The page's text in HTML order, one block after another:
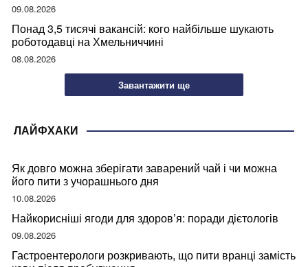
09.08.2026
Понад 3,5 тисячі вакансій: кого найбільше шукають
роботодавці на Хмельниччині
08.08.2026
Завантажити ще
ЛАЙФХАКИ
Як довго можна зберігати заварений чай і чи можна
його пити з учорашнього дня
10.08.2026
Найкорисніші ягоди для здоров’я: поради дієтологів
09.08.2026
Гастроентерологи розкривають, що пити вранці замість